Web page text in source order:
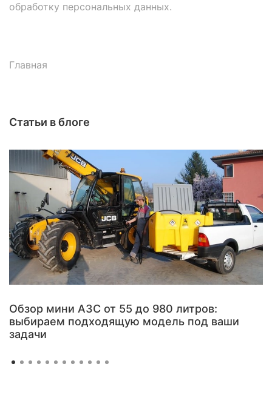
обработку персональных данных.
Главная
Статьи в блоге
Обзор мини АЗС от 55 до 980 литров:
выбираем подходящую модель под ваши
задачи